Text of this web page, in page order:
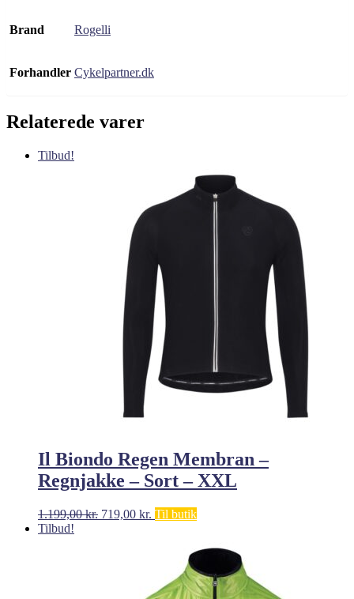
Brand Rogelli
Forhandler Cykelpartner.dk
Relaterede varer
Tilbud!
Il Biondo Regen Membran –
Regnjakke – Sort – XXL
1.199,00kr. Den
719,00 kr. Den
719,00 kr..
Til butik
Tilbud!